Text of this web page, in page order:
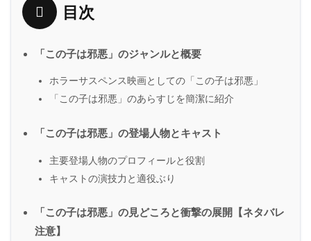
目次
「この子は邪悪」のジャンルと概要
ホラーサスペンス映画としての「この子は邪悪」
「この子は邪悪」のあらすじを簡潔に紹介
「この子は邪悪」の登場人物とキャスト
主要登場人物のプロフィールと役割
キャストの演技力と適役ぶり
「この子は邪悪」の見どころと衝撃の展開【ネタバレ
注意】